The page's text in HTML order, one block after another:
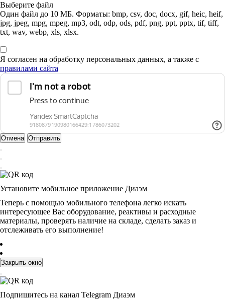
Выберите файл
Один файл до 10 МБ. Форматы: bmp, csv, doc, docx, gif, heic, heif,
jpg, jpeg, mpg, mpeg, mp3, odt, odp, ods, pdf, png, ppt, pptx, tif, tiff,
txt, wav, webp, xls, xlsx.
Я согласен на обработку персональных данных, а также с
правилами сайта
Отмена Отправить
Установите мобильное приложение Диаэм
Теперь с помощью мобильного телефона легко искать
интересующее Вас оборудование, реактивы и расходные
материалы, проверять наличие на складе, сделать заказ и
отслеживать его выполнение!
Закрыть окно
Подпишитесь на канал Telegram Диаэм